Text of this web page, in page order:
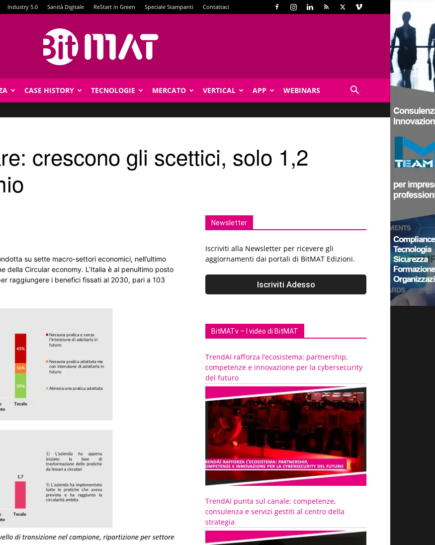
Industry 5.0 Sanità Digitale ReStart in Green Speciale Stampanti Contattaci
CASE HISTORY TECNOLOGIE MERCATO VERTICAL APP WEBINARS
crescono gli scettici, solo 1,2
su sette macro-settori economici, nell’ultimo
della Circular economy. L’Italia è al penultimo posto
raggiungere i benefici fissati al 2030, pari a 103
Newsletter
Iscriviti alla Newsletter per ricevere gli
aggiornamenti dai portali di BitMAT Edizioni.
BitMATv – I video di BitMAT
TrendAI rafforza l’ecosistema: partnership,
competenze e innovazione per la cybersecurity
del futuro
TrendAI punta sul canale: competenze,
consulenza e servizi gestiti al centro della
strategia